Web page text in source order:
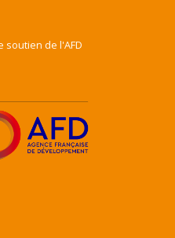
soutien de l'AFD